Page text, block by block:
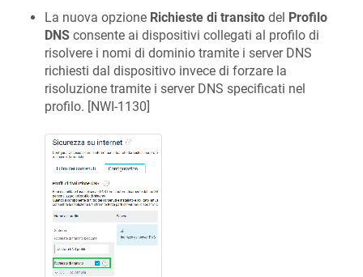
La nuova opzione Richieste di transito del Profilo
DNS consente ai dispositivi collegati al profilo di
risolvere i nomi di dominio tramite i server DNS
richiesti dal dispositivo invece di forzare la
risoluzione tramite i server DNS specificati nel
profilo. [NWI-1130]